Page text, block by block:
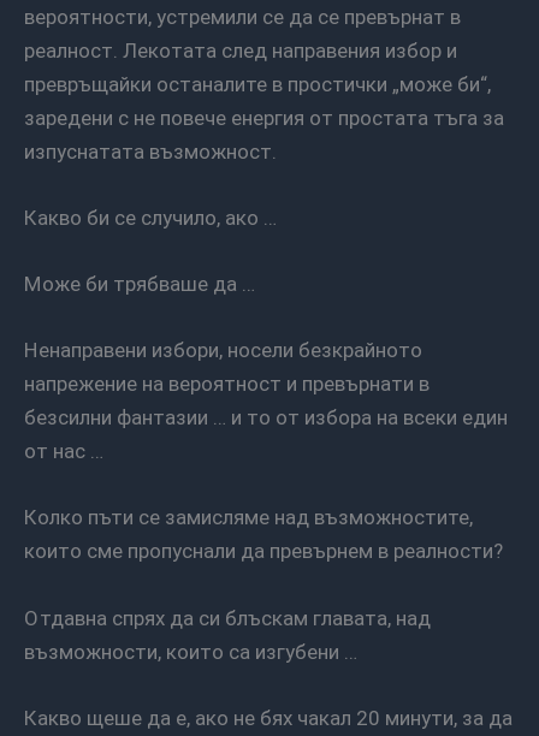
вероятности, устремили се да се превърнат в
реалност. Лекотата след направения избор и
превръщайки останалите в простички „може би“,
заредени с не повече енергия от простата тъга за
изпуснатата възможност.
Какво би се случило, ако …
Може би трябваше да …
Ненаправени избори, носели безкрайното
напрежение на вероятност и превърнати в
безсилни фантазии … и то от избора на всеки един
от нас …
Колко пъти се замисляме над възможностите,
които сме пропуснали да превърнем в реалности?
Отдавна спрях да си блъскам главата, над
възможности, които са изгубени …
Какво щеше да е, ако не бях чакал 20 минути, за да